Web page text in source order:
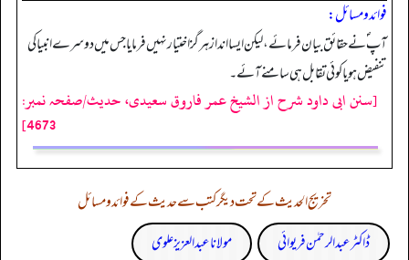
فوائد ومسائل:
آپ ؐ نے حقائق بیان فرمائے، لیکن ایسا انداز ہر گز اختیار نہیں فرمایا جس میں دوسرے انبیا کی
تنفیض ہو یا کوئی تقابل ہی سامنے آئے۔
[سنن ابی داود شرح از الشیخ عمر فاروق سعیدی، حدیث/صفحہ نمبر:
4673]
تخریج الحدیث کے تحت دیگر کتب سے حدیث کے فوائد و مسائل
ڈاکٹر عبدالرحمٰن فریوائی
مولانا عبد العزیز علوی